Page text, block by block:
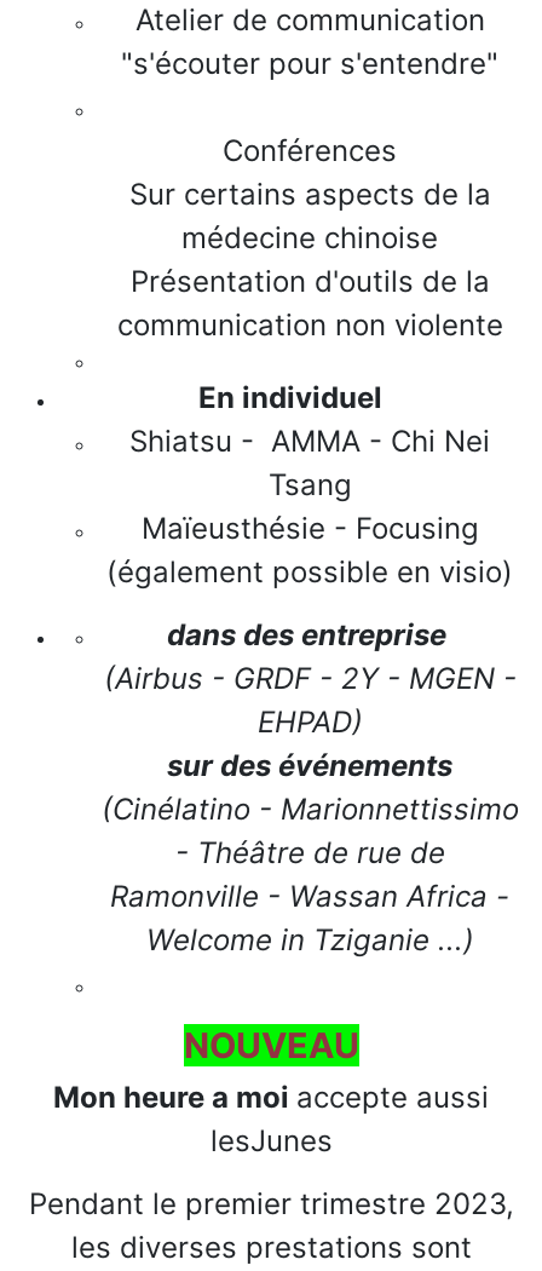
Atelier de communication
"s'écouter pour s'entendre"
Conférences
Sur certains aspects de la
médecine chinoise
Présentation d'outils de la
communication non violente
En individuel
Shiatsu - AMMA - Chi Nei
Tsang
Maïeusthésie - Focusing
(également possible en visio)
dans des entreprise
(Airbus - GRDF - 2Y - MGEN -
EHPAD)
sur des événements
(Cinélatino - Marionnettissimo
- Théâtre de rue de
Ramonville - Wassan Africa -
Welcome in Tziganie ...)
NOUVEAU
Mon heure a moi accepte aussi
lesJunes
Pendant le premier trimestre 2023,
les diverses prestations sont